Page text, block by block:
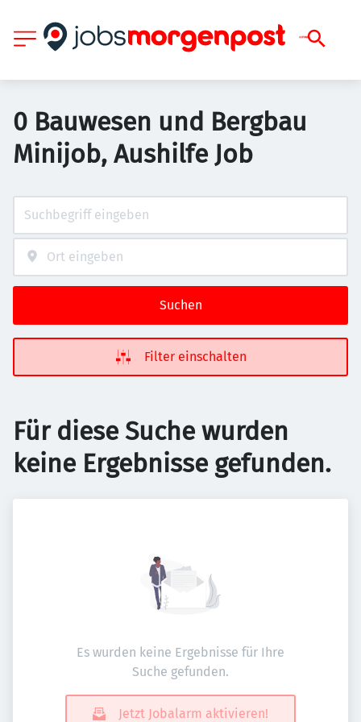
0 Bauwesen und Bergbau
Minijob, Aushilfe Job
Suchen
Filter einschalten
Für diese Suche wurden
keine Ergebnisse gefunden.
Es wurden keine Ergebnisse für Ihre
Suche gefunden.
Jetzt Jobalarm aktivieren!